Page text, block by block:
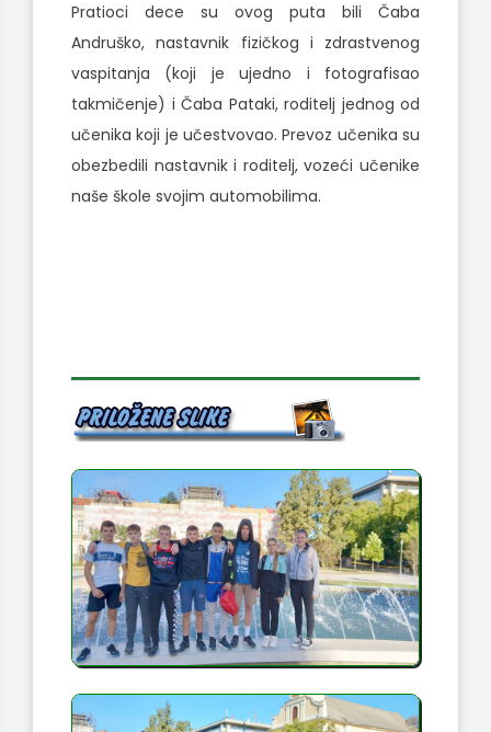
Pratioci dece su ovog puta bili Čaba
Andruško, nastavnik fizičkog i zdrastvenog
vaspitanja (koji je ujedno i fotografisao
takmičenje) i Čaba Pataki, roditelj jednog od
učenika koji je učestvovao. Prevoz učenika su
obezbedili nastavnik i roditelj, vozeći učenike
naše škole svojim automobilima.